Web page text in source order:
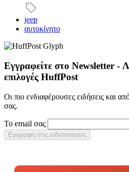
jeep
αυτοκίνητο
Εγγραφείτε στο Newsletter -
επιλογές HuffPost
Οι πιο ενδιαφέρουσες ειδήσεις και
σας.
Το email σας
Εγγραφή στις ειδοποιήσεις